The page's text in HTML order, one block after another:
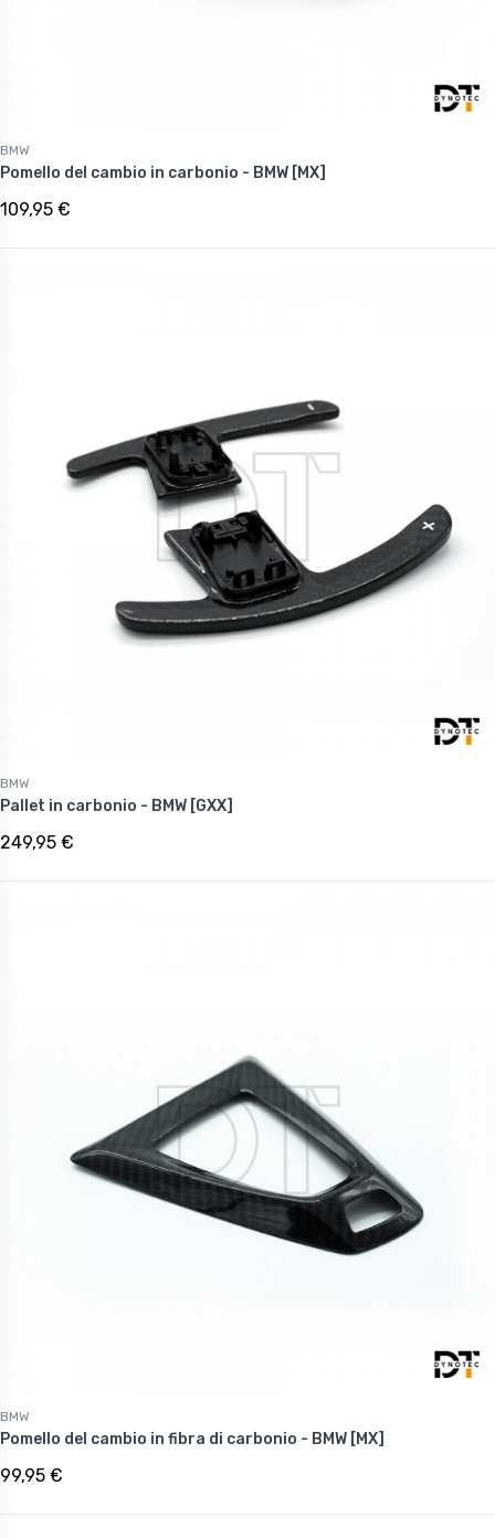
BMW
Pomello del cambio in carbonio - BMW [MX]
109,95 €
BMW
Pallet in carbonio - BMW [GXX]
249,95 €
BMW
Pomello del cambio in fibra di carbonio - BMW [MX]
99,95 €